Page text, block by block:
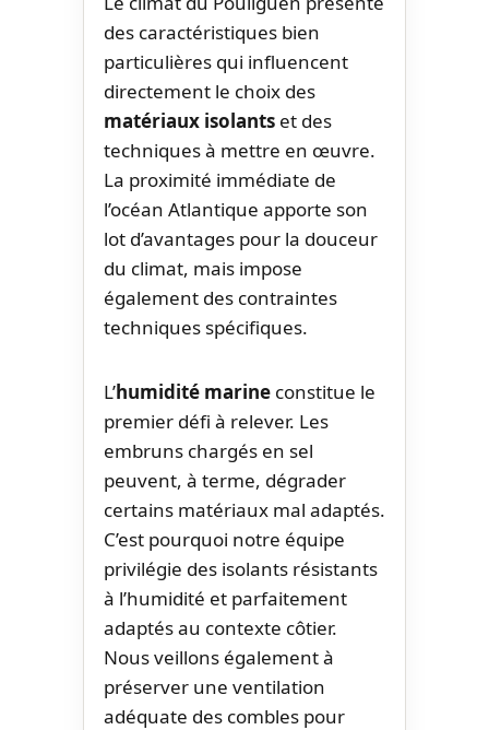
des caractéristiques bien
particulières qui influencent
directement le choix des
matériaux isolants et des
techniques à mettre en œuvre.
La proximité immédiate de
l’océan Atlantique apporte son
lot d’avantages pour la douceur
du climat, mais impose
également des contraintes
techniques spécifiques.
L’humidité marine constitue le
premier défi à relever. Les
embruns chargés en sel
peuvent, à terme, dégrader
certains matériaux mal adaptés.
C’est pourquoi notre équipe
privilégie des isolants résistants
à l’humidité et parfaitement
adaptés au contexte côtier.
Nous veillons également à
préserver une ventilation
adéquate des combles pour